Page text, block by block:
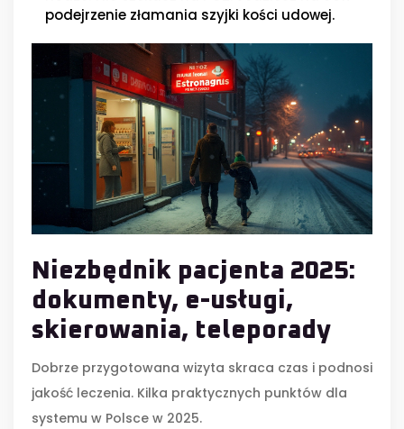
podejrzenie złamania szyjki kości udowej.
Niezbędnik pacjenta 2025:
dokumenty, e-usługi,
skierowania, teleporady
Dobrze przygotowana wizyta skraca czas i podnosi
jakość leczenia. Kilka praktycznych punktów dla
systemu w Polsce w 2025.